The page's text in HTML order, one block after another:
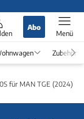
Abo
Menü
Zubehör
für MAN TGE (2024)